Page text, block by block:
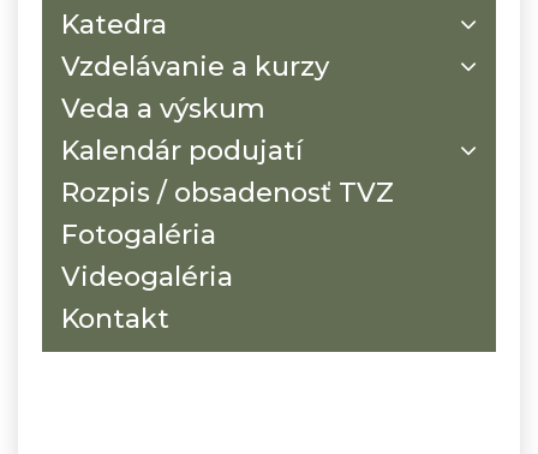
Katedra
Vzdelávanie a kurzy
Veda a výskum
Kalendár podujatí
Rozpis / obsadenosť TVZ
Fotogaléria
Videogaléria
Kontakt